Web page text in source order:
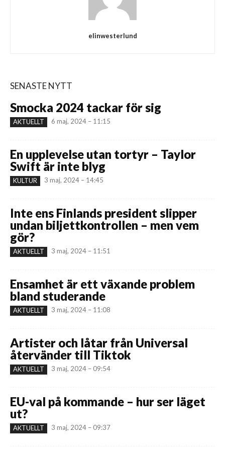
elinwesterlund
SENASTE NYTT
Smocka 2024 tackar för sig
AKTUELLT 6 maj, 2024 – 11:15
En upplevelse utan tortyr – Taylor
Swift är inte blyg
KULTUR 3 maj, 2024 – 14:45
Inte ens Finlands president slipper
undan biljettkontrollen – men vem
gör?
AKTUELLT 3 maj, 2024 – 11:51
Ensamhet är ett växande problem
bland studerande
AKTUELLT 3 maj, 2024 – 11:08
Artister och låtar från Universal
återvänder till Tiktok
AKTUELLT 3 maj, 2024 – 09:54
EU-val på kommande – hur ser läget
ut?
AKTUELLT 3 maj, 2024 – 09:37